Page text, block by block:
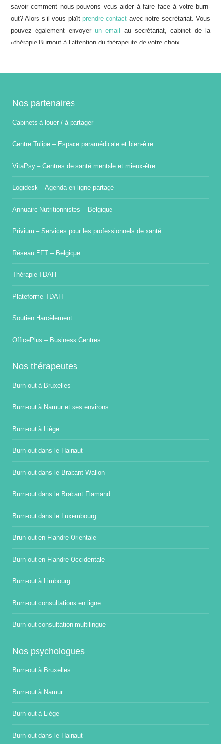
savoir comment nous pouvons vous aider à faire face à votre burn-
out? Alors s’il vous plaît prendre contact avec notre secrétariat. Vous
pouvez également envoyer un email
au secrétariat, cabinet de la
«thérapie Burnout à l’attention du thérapeute de votre choix.
Nos partenaires
Cabinets à louer / à partager
Centre Tulipe – Espace paramédicale et bien-être.
VitaPsy – Centres de santé mentale et mieux-être
Logidesk – Agenda en ligne partagé
Annuaire Nutritionnistes – Belgique
Privium – Services pour les professionnels de santé
Réseau EFT – Belgique
Thérapie TDAH
Plateforme TDAH
Soutien Harcèlement
OfficePlus – Business Centres
Nos thérapeutes
Burn-out à Bruxelles
Burn-out à Namur et ses environs
Burn-out à Liège
Burn-out dans le Hainaut
Burn-out dans le Brabant Wallon
Burn-out dans le Brabant Flamand
Burn-out dans le Luxembourg
Brun-out en Flandre Orientale
Burn-out en Flandre Occidentale
Burn-out à Limbourg
Burn-out consultations en ligne
Burn-out consultation multilingue
Nos psychologues
Burn-out à Bruxelles
Burn-out à Namur
Burn-out à Liège
Burn-out dans le Hainaut